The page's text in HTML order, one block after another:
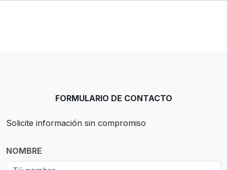
FORMULARIO DE CONTACTO
Solicite información sin compromiso
NOMBRE